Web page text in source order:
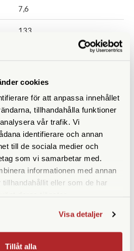
cookies
för att anpassa innehållet
tillhandahålla funktioner
vår trafik. Vi
identifierare och annan
till de sociala medier och
som vi samarbetar med.
informationen med annan
eller som de har
Visa detaljer
Tillåt alla
7,6
133
Takkant
14,5
Nej